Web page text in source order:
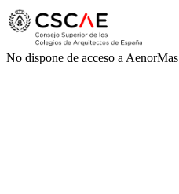
No dispone de acceso a AenorMas